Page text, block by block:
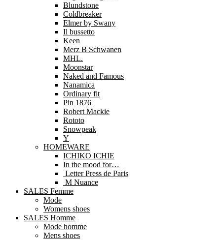
Blundstone
Coldbreaker
Elmer by Swany
Il bussetto
Keen
Merz B Schwanen
MHL.
Moonstar
Naked and Famous
Nanamica
Ordinary fit
Pin 1876
Robert Mackie
Rototo
Snowpeak
Y
HOMEWARE
ICHIKO ICHIE
In the mood for…
Letter Press de Paris
M Nuance
SALES Femme
Mode
Womens shoes
SALES Homme
Mode homme
Mens shoes